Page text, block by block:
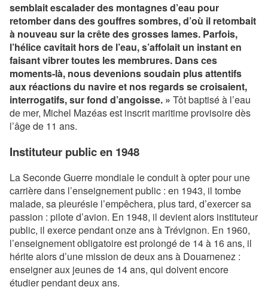
semblait escalader des montagnes d’eau pour
retomber dans des gouffres sombres, d’où il retombait
à nouveau sur la crête des grosses lames. Parfois,
l’hélice cavitait hors de l’eau, s’affolait un instant en
faisant vibrer toutes les membrures. Dans ces
moments-là, nous devenions soudain plus attentifs
aux réactions du navire et nos regards se croisaient,
interrogatifs, sur fond d’angoisse. » Tôt baptisé à l’eau
de mer, Michel Mazéas est inscrit maritime provisoire dès
l’âge de 11 ans.
Instituteur public en 1948
La Seconde Guerre mondiale le conduit à opter pour une
carrière dans l’enseignement public : en 1943, il tombe
malade, sa pleurésie l’empêchera, plus tard, d’exercer sa
passion : pilote d’avion. En 1948, il devient alors instituteur
public, il exerce pendant onze ans à Trévignon. En 1960,
l’enseignement obligatoire est prolongé de 14 à 16 ans, il
hérite alors d’une mission de deux ans à Douarnenez :
enseigner aux jeunes de 14 ans, qui doivent encore
étudier pendant deux ans.